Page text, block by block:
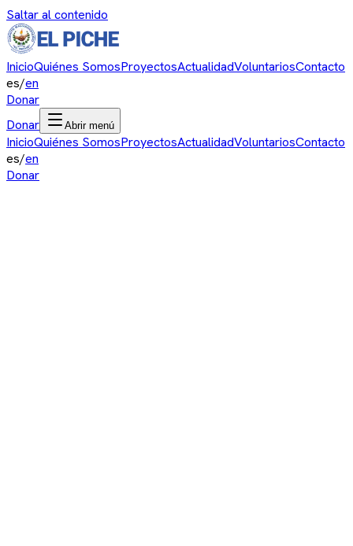
Saltar al contenido
InicioQuiénes SomosProyectosActualidadVoluntariosContacto
es/en
Donar
Donar
Abrir menú
InicioQuiénes SomosProyectosActualidadVoluntariosContacto
es/en
Donar